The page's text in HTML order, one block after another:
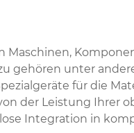
Maschinen,
gehören unter
für die
der Leistung Ihrer
Integration in